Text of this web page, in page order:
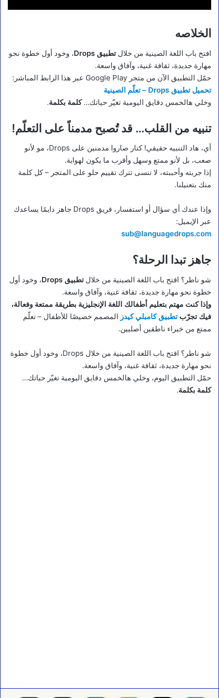
الخلاصه
افتح باب اللغة الصينية من خلالتطبيق Drops
، وخود أول خطوة نحو
مهارة جديدة، ثقافة غنية، وآفاق واسعة.
حمّل التطبيق الآن من متجر Google Play عبر هذا الرابط المباشر:
تحميل تطبيق Drops – تعلّم الصينية
وخلي هالخمس دقايق اليومية تغيّر حياتك…كلمة بكلمة.
تنبيه من القلب… قد تُصبح مدمناً على التعلّم!
أي، هاد التنبيه حقيقي! كتار صاروا مدمنين على Drops، مو لأنو
صعب، بل لأنو ممتع وسهل وأقرب ما يكون لهواية.
إذا جربته وأحببته، لا تنسى تترك تقييم حلو على المتجر – كل كلمة
منك بتعنيلنا.
وإذا عندك أي سؤال أو استفسار، فريق Drops جاهز دايمًا يساعدك
عبر الإيميل:
sub@languagedrops.com
جاهز تبدا الرحلة؟
شو ناطر؟ افتح باب اللغة الصينية من خلالتطبيق Drops
، وخود أول
خطوة نحو مهارة جديدة، ثقافة غنية، وآفاق واسعة.
وإذا كنت مهتم بتعليم أطفالك اللغة الإنجليزية بطريقة ممتعة وفعالة،
فيك تجرّبتطبيق كامبلي كيدز المصمم خصيصًا للأطفال – تعلّم
ممتع من خبراء ناطقين أصليين.
شو ناطر؟ افتح باب اللغة الصينية من خلال Drops، وخود أول خطوة
نحو مهارة جديدة، ثقافة غنية، وآفاق واسعة.
حمّل التطبيق اليوم، وخلي هالخمس دقايق اليومية تغيّر حياتك…
كلمة بكلمة.